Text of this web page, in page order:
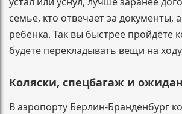
семье, кто отвечает за документы, а
ребёнка. Так вы быстрее пройдёте
будете перекладывать вещи на
Коляски, спецбагаж и
В аэропорту Берлин-Бранденбург